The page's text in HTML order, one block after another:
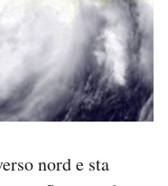
nord e sta